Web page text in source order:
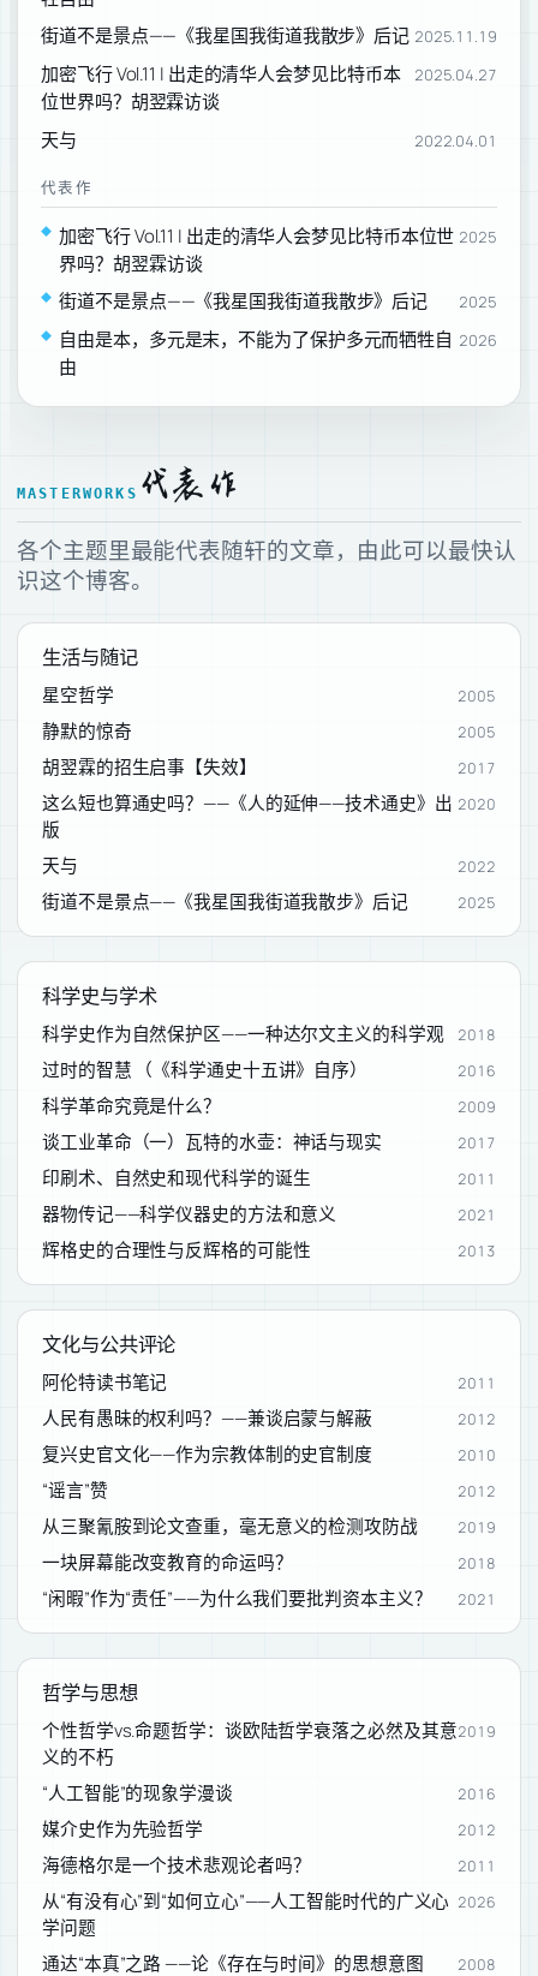
街道不是景点——《我星国我街道我散步》后记 2025.11.19
加密飞行 Vol.11 | 出走的清华人会梦见比特币本
位世界吗？胡翌霖访谈
2025.04.27
天与 2022.04.01
代表作
加密飞行 Vol.11 | 出走的清华人会梦见比特币本位世
界吗？胡翌霖访谈
2025
街道不是景点——《我星国我街道我散步》后记 2025
自由是本，多元是末，不能为了保护多元而牺牲自
由
2026
MASTERWORKS 代表作
各个主题里最能代表随轩的文章，由此可以最快认
识这个博客。
生活与随记
星空哲学 2005
静默的惊奇 2005
胡翌霖的招生启事【失效】 2017
这么短也算通史吗？——《人的延伸——技术通史》出
版
2020
天与 2022
街道不是景点——《我星国我街道我散步》后记 2025
科学史与学术
科学史作为自然保护区——一种达尔文主义的科学观 2018
过时的智慧 （《科学通史十五讲》自序） 2016
科学革命究竟是什么？ 2009
谈工业革命（一）瓦特的水壶：神话与现实 2017
印刷术、自然史和现代科学的诞生 2011
器物传记——科学仪器史的方法和意义 2021
辉格史的合理性与反辉格的可能性 2013
文化与公共评论
阿伦特读书笔记 2011
人民有愚昧的权利吗？——兼谈启蒙与解蔽 2012
复兴史官文化——作为宗教体制的史官制度 2010
“谣言”赞 2012
从三聚氰胺到论文查重，毫无意义的检测攻防战 2019
一块屏幕能改变教育的命运吗？ 2018
“闲暇”作为“责任”——为什么我们要批判资本主义？ 2021
哲学与思想
个性哲学vs.命题哲学：谈欧陆哲学衰落之必然及其意
义的不朽
2019
“人工智能”的现象学漫谈 2016
媒介史作为先验哲学 2012
海德格尔是一个技术悲观论者吗？ 2011
从“有没有心”到“如何立心”——人工智能时代的广义心
学问题
2026
通达“本真”之路 ——论《存在与时间》的思想意图 2008